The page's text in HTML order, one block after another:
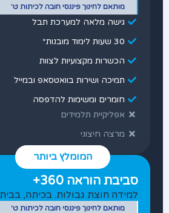
מותאם לחינוך פיננסי חובה לכיתות ט'
גישה מלאה למערכת תבל
30 שעות לימוד מובנות*
הכשרות מקצועיות לצוות
תמיכה ושירות בוואטסאפ ובמייל
חומרים ומשימות להדפסה
אפליקיית תלמידים
מרצה חיצוני
המומלץ ביותר
סביבת הוראה 360+
למידה חוצת גבולות. בכיתה,
מותאם לחינוך פיננסי חובה לכיתות ט'